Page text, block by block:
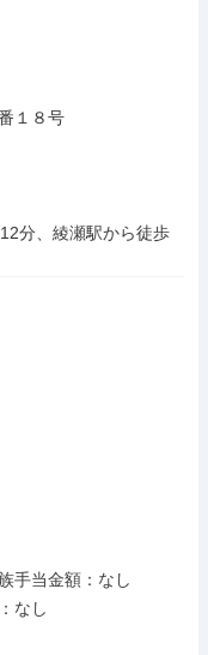
１８号
分、綾瀬駅から徒歩
手当金額：なし
なし